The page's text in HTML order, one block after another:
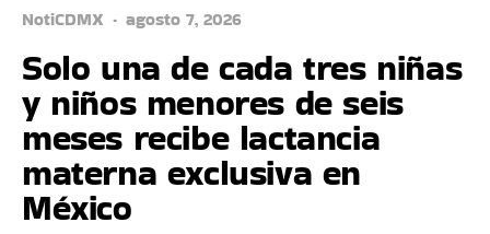
NotiCDMX
agosto 7, 2026
Solo una de cada tres niñas
y niños menores de seis
meses recibe lactancia
materna exclusiva en
México